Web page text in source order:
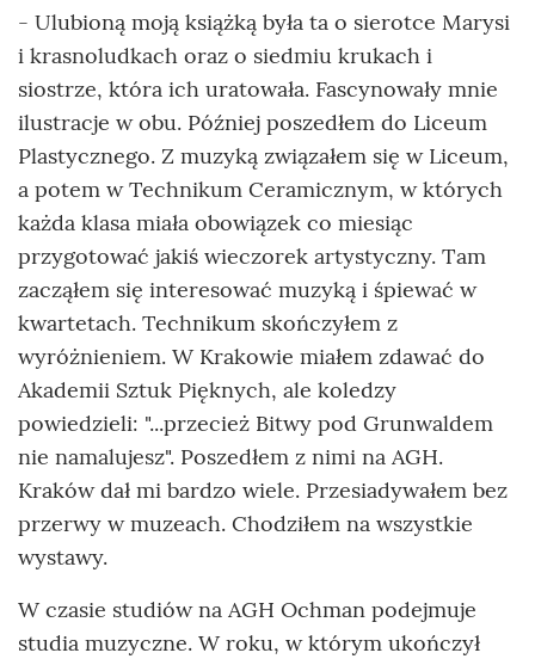
- Ulubioną moją książką była ta o sierotce Marysi
i krasnoludkach oraz o siedmiu krukach i
siostrze, która ich uratowała. Fascynowały mnie
ilustracje w obu. Później poszedłem do Liceum
Plastycznego. Z muzyką związałem się w Liceum,
a potem w Technikum Ceramicznym, w których
każda klasa miała obowiązek co miesiąc
przygotować jakiś wieczorek artystyczny. Tam
zacząłem się interesować muzyką i śpiewać w
kwartetach. Technikum skończyłem z
wyróżnieniem. W Krakowie miałem zdawać do
Akademii Sztuk Pięknych, ale koledzy
powiedzieli: "...przecież Bitwy pod Grunwaldem
nie namalujesz". Poszedłem z nimi na AGH.
Kraków dał mi bardzo wiele. Przesiadywałem bez
przerwy w muzeach. Chodziłem na wszystkie
wystawy.
W czasie studiów na AGH Ochman podejmuje
studia muzyczne. W roku, w którym ukończył